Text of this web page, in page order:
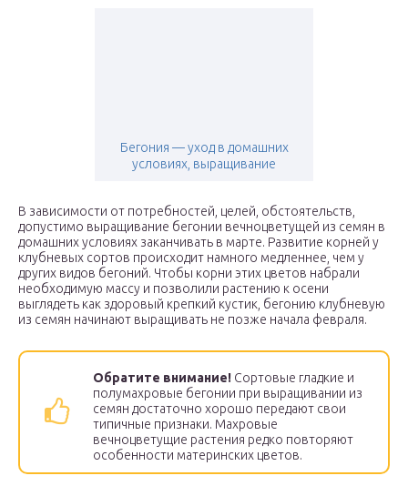
Бегония — уход в домашних
условиях, выращивание
В зависимости от потребностей, целей, обстоятельств,
допустимо выращивание бегонии вечноцветущей из семян в
домашних условиях заканчивать в марте. Развитие корней у
клубневых сортов происходит намного медленнее, чем у
других видов бегоний. Чтобы корни этих цветов набрали
необходимую массу и позволили растению к осени
выглядеть как здоровый крепкий кустик, бегонию клубневую
из семян начинают выращивать не позже начала февраля.
Обратите внимание! Сортовые гладкие и
полумахровые бегонии при выращивании из
семян достаточно хорошо передают свои
типичные признаки. Махровые
вечноцветущие растения редко повторяют
особенности материнских цветов.